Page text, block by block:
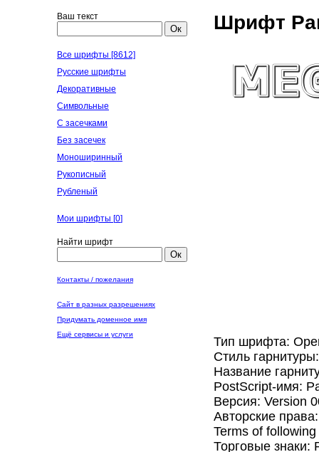
Ваш текст
Ок
Все шрифты [8612]
Русские шрифты
Декоративные
Символьные
С засечками
Без засечек
Моноширинный
Рукописный
Рубленый
Мои шрифты [0]
Найти шрифт
Ок
Контакты / пожелания
Сайт в разных разрешениях
Придумать доменное имя
Ещё сервисы и услуги
Шрифт
Тип шрифта:
Стиль
Название
PostScript-имя:
Версия: Version
Авторские
Terms of
Торговые знаки: